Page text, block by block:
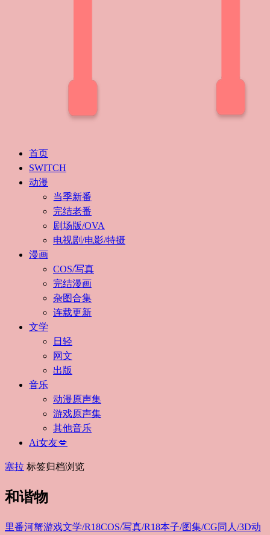
首页
SWITCH
动漫
当季新番
完结老番
剧场版/OVA
电视剧/电影/特摄
漫画
COS/写真
完结漫画
杂图合集
连载更新
文学
日轻
网文
出版
音乐
动漫原声集
游戏原声集
其他音乐
Ai女友💋
塞拉 标签归档浏览
和谐物
里番河蟹游戏文学/R18COS/写真/R18本子/图集/CG同人/3D动